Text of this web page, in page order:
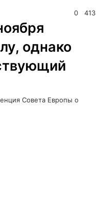
0 413
однако
Совета Европы о